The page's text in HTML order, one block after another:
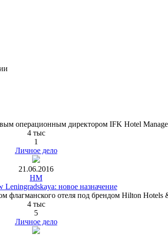
операционным директором IFK Hotel
4 тыс
1
Личное дело
21.06.2016
HM
Leningradskaya: новое назначение
флагманского отеля под брендом Hilton Hotels
4 тыс
5
Личное дело